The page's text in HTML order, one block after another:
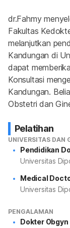
dr.Fahmy
Fakultas
melanjutkan
Kandungan di
dapat
Konsultasi
Kandungan.
Obstetri dan
Pelatihan
UNIVERSITAS DAN
Pendidikan
Universitas
Medical
Universitas
PENGALAMAN
Dokter Obgyn